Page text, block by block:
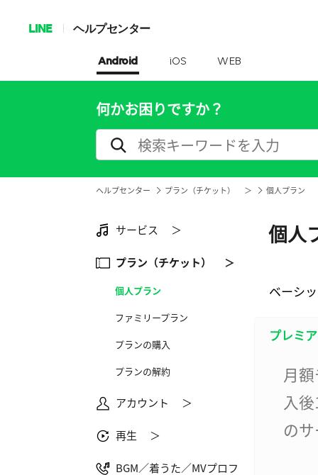
LINE ヘルプセンター
Android iOS WEB
何かお困りですか？
ヘルプセンター プラン（チケット） ＞ 個人プラン
サービス ＞
プラン（チケット） ＞
個人プラン
ファミリープラン
プランの購入
プランの解約
アカウント ＞
再生 ＞
BGM／着うた／MVプロフ
個人
ベーシ
プレミ
月
入
の